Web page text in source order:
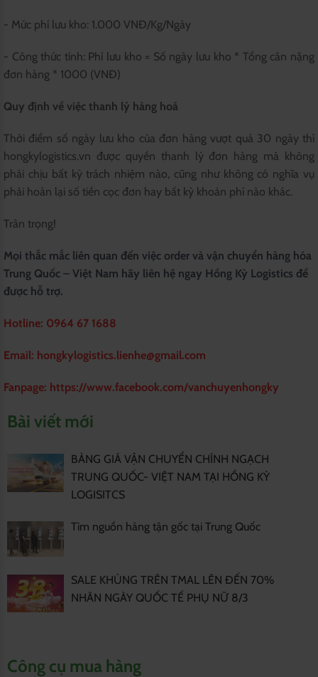
- Mức phí lưu kho: 1.000 VNĐ/Kg/Ngày
- Công thức tính: Phí lưu kho = Số ngày lưu kho * Tổng cân nặng
đơn hàng * 1000 (VNĐ)
Quy định về việc thanh lý hàng hoá
Thời điểm số ngày lưu kho của đơn hàng vượt quá 30 ngày thì
hongkylogistics.vn được quyền thanh lý đơn hàng mà không
phải chịu bất kỳ trách nhiệm nào, cũng như không có nghĩa vụ
phải hoàn lại số tiền cọc đơn hay bất kỳ khoản phí nào khác.
Trân trọng!
Mọi thắc mắc liên quan đến việc order và vận chuyển hàng hóa
Trung Quốc – Việt Nam hãy liên hệ ngay Hồng Kỳ Logistics để
được hỗ trợ.
Hotline: 0964 67 1688
Email: hongkylogistics.lienhe@gmail.com
Fanpage: https://www.facebook.com/vanchuyenhongky
Bài viết mới
BẢNG GIÁ VẬN CHUYỂN CHÍNH NGẠCH
TRUNG QUỐC- VIỆT NAM TẠI HỒNG KỲ
LOGISITCS
Tìm nguồn hàng tận gốc tại Trung Quốc
SALE KHỦNG TRÊN TMAL LÊN ĐẾN 70%
NHÂN NGÀY QUỐC TẾ PHỤ NỮ 8/3
Công cụ mua hàng